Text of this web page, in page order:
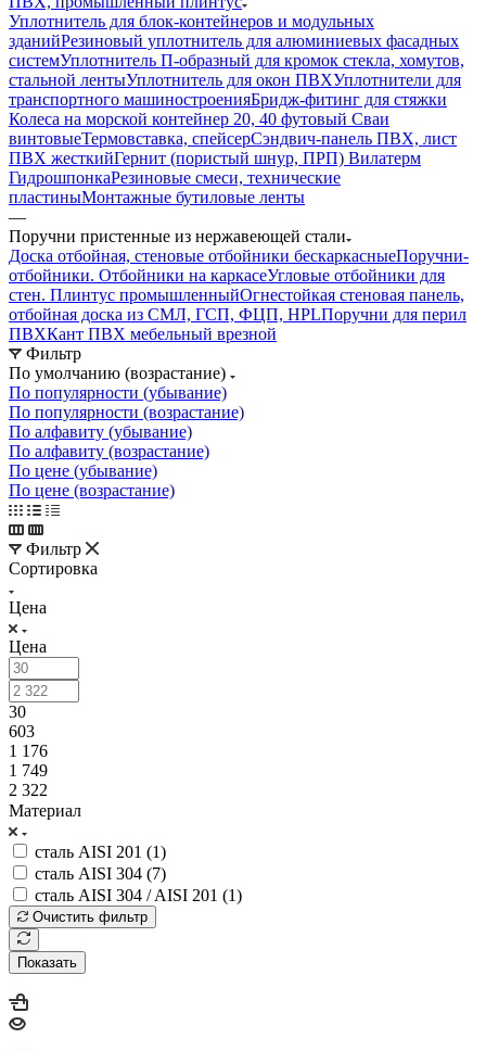
Уплотнитель для блок-контейнеров и модульных
зданийРезиновый уплотнитель для алюминиевых фасадных
системУплотнитель П-образный для кромок стекла, хомутов,
стальной лентыУплотнитель для окон ПВХУплотнители для
транспортного машиностроенияБридж-фитинг для стяжки
Колеса на морской контейнер 20, 40 футовый Сваи
винтовыеТермовставка, спейсерСэндвич-панель ПВХ, лист
ПВХ жесткийГернит (пористый шнур, ПРП) Вилатерм
ГидрошпонкаРезиновые смеси, технические
пластиныМонтажные бутиловые ленты
—
Поручни пристенные из нержавеющей стали
Доска отбойная, стеновые отбойники бескаркасныеПоручни-
отбойники. Отбойники на каркасеУгловые отбойники для
стен. Плинтус промышленныйОгнестойкая стеновая панель,
отбойная доска из СМЛ, ГСП, ФЦП, HPLПоручни для перил
ПВХКант ПВХ мебельный врезной
Фильтр
По умолчанию (возрастание)
По популярности (убывание)
По популярности (возрастание)
По алфавиту (убывание)
По алфавиту (возрастание)
По цене (убывание)
По цене (возрастание)
Фильтр
Сортировка
Цена
Цена
30
603
1 176
1 749
2 322
Материал
сталь AISI 201 (1)
сталь AISI 304 (7)
сталь AISI 304 / AISI 201 (1)
Очистить фильтр
Показать